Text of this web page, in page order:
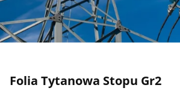
Folia Tytanowa Stopu Gr2